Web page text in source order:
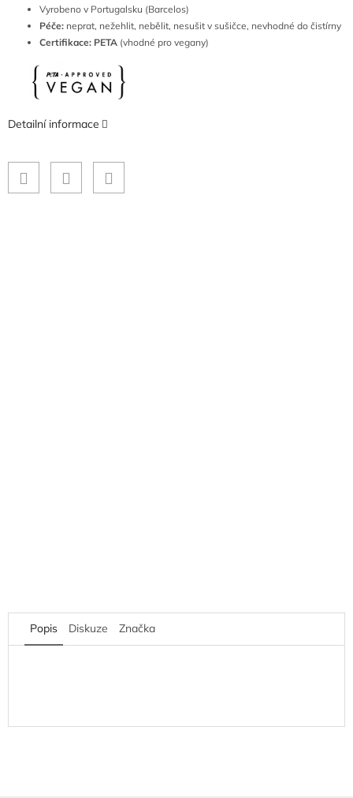
Vyrobeno v Portugalsku (Barcelos)
Péče: neprat, nežehlit, nebělit, nesušit v sušičce, nevhodné do čistírny
Certifikace: PETA (vhodné pro vegany)
Detailní informace
Popis Diskuze Značka